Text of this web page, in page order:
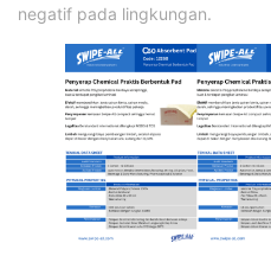
negatif pada lingkungan.